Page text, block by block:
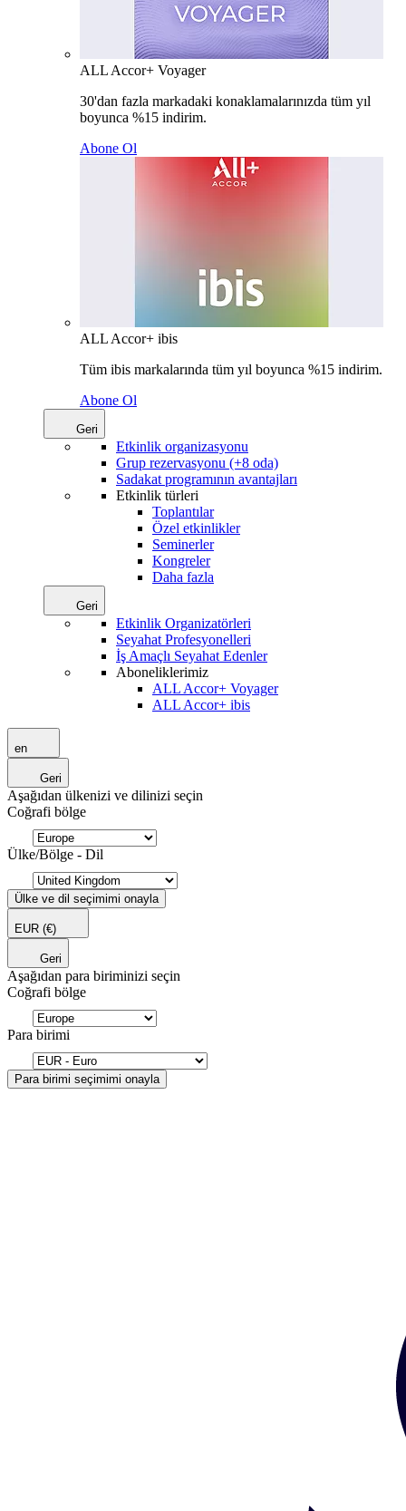
ALL Accor+ Voyager
30'dan fazla markadaki konaklamalarınızda tüm yıl
boyunca %15 indirim.
Abone Ol
ALL Accor+ ibis
Tüm ibis markalarında tüm yıl boyunca %15 indirim.
Abone Ol
Geri
Etkinlik organizasyonu
Grup rezervasyonu (+8 oda)
Sadakat programının avantajları
Etkinlik türleri
Toplantılar
Özel etkinlikler
Seminerler
Kongreler
Daha fazla
Geri
Etkinlik Organizatörleri
Seyahat Profesyonelleri
İş Amaçlı Seyahat Edenler
Aboneliklerimiz
ALL Accor+ Voyager
ALL Accor+ ibis
en
Geri
Aşağıdan ülkenizi ve dilinizi seçin
Coğrafi bölge
Ülke/Bölge - Dil
Ülke ve dil seçimimi onayla
EUR (€)
Geri
Aşağıdan para biriminizi seçin
Coğrafi bölge
Para birimi
Para birimi seçimimi onayla